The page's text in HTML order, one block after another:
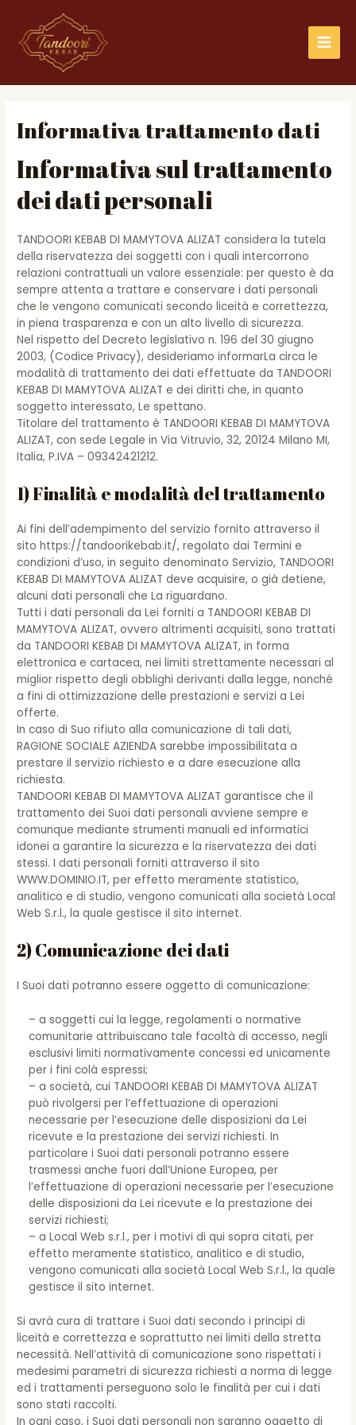
contenuto
Informativa trattamento dati
Informativa sul trattamento
dei dati personali
TANDOORI KEBAB DI MAMYTOVA ALIZAT considera la tutela
della riservatezza dei soggetti con i quali intercorrono
relazioni contrattuali un valore essenziale: per questo è da
sempre attenta a trattare e conservare i dati personali
che le vengono comunicati secondo liceità e correttezza,
in piena trasparenza e con un alto livello di sicurezza.
Nel rispetto del Decreto legislativo n. 196 del 30 giugno
2003, (Codice Privacy), desideriamo informarLa circa le
modalità di trattamento dei dati effettuate da TANDOORI
KEBAB DI MAMYTOVA ALIZAT e dei diritti che, in quanto
soggetto interessato, Le spettano.
Titolare del trattamento è TANDOORI KEBAB DI MAMYTOVA
ALIZAT, con sede Legale in Via Vitruvio, 32, 20124 Milano MI,
Italia, P.IVA – 09342421212.
1) Finalità e modalità del trattamento
Ai fini dell’adempimento del servizio fornito attraverso il
sito https://tandoorikebab.it/, regolato dai Termini e
condizioni d’uso, in seguito denominato Servizio, TANDOORI
KEBAB DI MAMYTOVA ALIZAT deve acquisire, o già detiene,
alcuni dati personali che La riguardano.
Tutti i dati personali da Lei forniti a TANDOORI KEBAB DI
MAMYTOVA ALIZAT, ovvero altrimenti acquisiti, sono trattati
da TANDOORI KEBAB DI MAMYTOVA ALIZAT, in forma
elettronica e cartacea, nei limiti strettamente necessari al
miglior rispetto degli obblighi derivanti dalla legge, nonché
a fini di ottimizzazione delle prestazioni e servizi a Lei
offerte.
In caso di Suo rifiuto alla comunicazione di tali dati,
RAGIONE SOCIALE AZIENDA sarebbe impossibilitata a
prestare il servizio richiesto e a dare esecuzione alla
richiesta.
TANDOORI KEBAB DI MAMYTOVA ALIZAT garantisce che il
trattamento dei Suoi dati personali avviene sempre e
comunque mediante strumenti manuali ed informatici
idonei a garantire la sicurezza e la riservatezza dei dati
stessi. I dati personali forniti attraverso il sito
WWW.DOMINIO.IT, per effetto meramente statistico,
analitico e di studio, vengono comunicati alla società Local
Web S.r.l., la quale gestisce il sito internet.
2) Comunicazione dei dati
I Suoi dati potranno essere oggetto di comunicazione:
– a soggetti cui la legge, regolamenti o normative
comunitarie attribuiscano tale facoltà di accesso, negli
esclusivi limiti normativamente concessi ed unicamente
per i fini colà espressi;
– a società, cui TANDOORI KEBAB DI MAMYTOVA ALIZAT
può rivolgersi per l’effettuazione di operazioni
necessarie per l’esecuzione delle disposizioni da Lei
ricevute e la prestazione dei servizi richiesti. In
particolare i Suoi dati personali potranno essere
trasmessi anche fuori dall’Unione Europea, per
l’effettuazione di operazioni necessarie per l’esecuzione
delle disposizioni da Lei ricevute e la prestazione dei
servizi richiesti;
– a Local Web s.r.l., per i motivi di qui sopra citati, per
effetto meramente statistico, analitico e di studio,
vengono comunicati alla società Local Web S.r.l., la quale
gestisce il sito internet.
Si avrà cura di trattare i Suoi dati secondo i principi di
liceità e correttezza e soprattutto nei limiti della stretta
necessità. Nell’attività di comunicazione sono rispettati i
medesimi parametri di sicurezza richiesti a norma di legge
ed i trattamenti perseguono solo le finalità per cui i dati
sono stati raccolti.
In ogni caso, i Suoi dati personali non saranno oggetto di